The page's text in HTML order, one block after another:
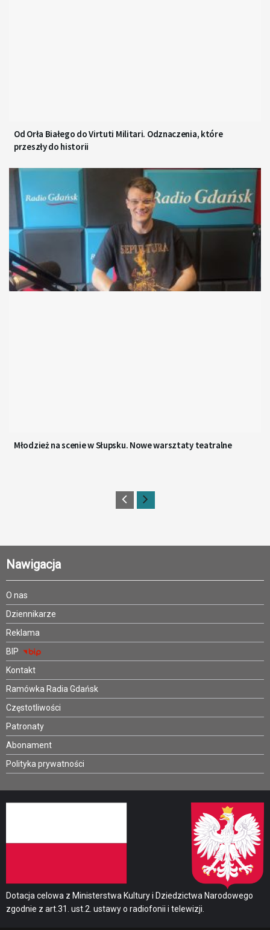
Od Orła Białego do Virtuti Militari. Odznaczenia, które
przeszły do historii
Młodzież na scenie w Słupsku. Nowe warsztaty teatralne
Nawigacja
O nas
Dziennikarze
Reklama
BIP
Kontakt
Ramówka Radia Gdańsk
Częstotliwości
Patronaty
Abonament
Polityka prywatności
Dotacja celowa z Ministerstwa Kultury i Dziedzictwa Narodowego
zgodnie z art.31. ust.2. ustawy o radiofonii i telewizji.